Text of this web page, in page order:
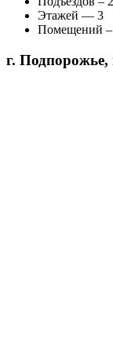
Этажей — 3
Помещений
г. Подпорожье,